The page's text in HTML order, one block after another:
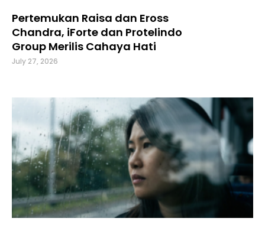
Pertemukan Raisa dan Eross
Chandra, iForte dan Protelindo
Group Merilis Cahaya Hati
July 27, 2026